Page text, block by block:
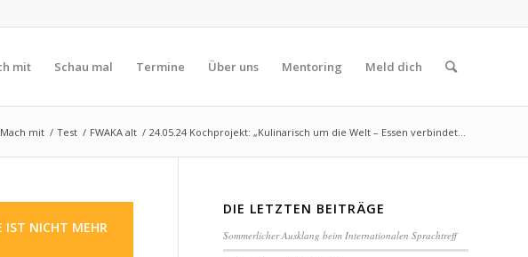
mit Schau mal Termine Über uns Mentoring Meld dich
Mach mit / Test / FWAKA alt / 24.05.24 Kochprojekt: „Kulinarisch um die Welt – Essen verbindet...
IST NICHT MEHR
DIE LETZTEN BEITRÄGE
Sommerlicher Ausklang beim Internationalen Sprachtreff